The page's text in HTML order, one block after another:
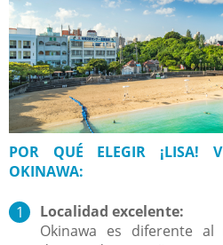
POR QUÉ ELEGIR ¡LISA!
OKINAWA:
Localidad excelente:
Okinawa es diferente